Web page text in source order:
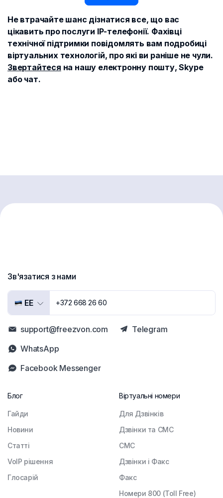
Не втрачайте шанс дізнатися все, що вас
цікавить про послуги IP-телефонії. Фахівці
технічної підтримки повідомлять вам подробиці
віртуальних технологій, про які ви раніше не чули.
Звертайтеся на нашу електронну пошту, Skype
або чат.
Зв'язатися з нами
EE +372 668 26 60
support@freezvon.com
Facebook Messenger
Telegram
WhatsApp
Блог
Гайди
Новини
Статті
VoIP рішення
Глосарій
Віртуальні номери
Для Дзвінків
Дзвінки та СМС
СМС
Дзвінки і Факс
Факс
Номери 800 (Toll Free)